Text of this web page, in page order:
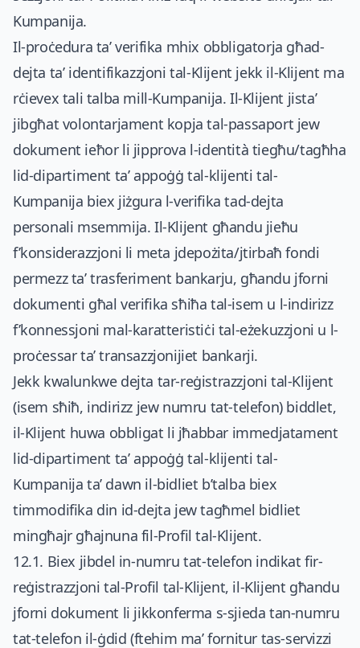
Kumpanija.
Il-proċedura ta’ verifika mhix obbligatorja għad-
dejta ta’ identifikazzjoni tal-Klijent jekk il-Klijent ma
rċievex tali talba mill-Kumpanija. Il-Klijent jista’
jibgħat volontarjament kopja tal-passaport jew
dokument ieħor li jipprova l-identità tiegħu/tagħha
lid-dipartiment ta’ appoġġ tal-klijenti tal-
Kumpanija biex jiżgura l-verifika tad-dejta
personali msemmija. Il-Klijent għandu jieħu
f’konsiderazzjoni li meta jdepożita/jtirbaħ fondi
permezz ta’ trasferiment bankarju, għandu jforni
dokumenti għal verifika sħiħa tal-isem u l-indirizz
f’konnessjoni mal-karatteristiċi tal-eżekuzzjoni u l-
proċessar ta’ transazzjonijiet bankarji.
Jekk kwalunkwe dejta tar-reġistrazzjoni tal-Klijent
(isem sħiħ, indirizz jew numru tat-telefon) biddlet,
il-Klijent huwa obbligat li jħabbar immedjatament
lid-dipartiment ta’ appoġġ tal-klijenti tal-
Kumpanija ta’ dawn il-bidliet b’talba biex
timmodifika din id-dejta jew tagħmel bidliet
mingħajr għajnuna fil-Profil tal-Klijent.
12.1. Biex jibdel in-numru tat-telefon indikat fir-
reġistrazzjoni tal-Profil tal-Klijent, il-Klijent għandu
jforni dokument li jikkonferma s-sjieda tan-numru
tat-telefon il-ġdid (ftehim ma’ fornitur tas-servizzi